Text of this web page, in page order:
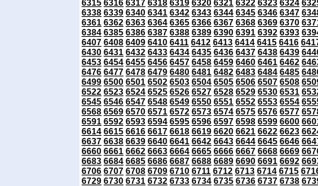
6315 6316 6317 6318 6319 6320 6321 6322 6323 6324
6338 6339 6340 6341 6342 6343 6344 6345 6346 6347
6361 6362 6363 6364 6365 6366 6367 6368 6369 6370
6384 6385 6386 6387 6388 6389 6390 6391 6392 6393
6407 6408 6409 6410 6411 6412 6413 6414 6415 6416
6430 6431 6432 6433 6434 6435 6436 6437 6438 6439
6453 6454 6455 6456 6457 6458 6459 6460 6461 6462
6476 6477 6478 6479 6480 6481 6482 6483 6484 6485
6499 6500 6501 6502 6503 6504 6505 6506 6507 6508
6522 6523 6524 6525 6526 6527 6528 6529 6530 6531
6545 6546 6547 6548 6549 6550 6551 6552 6553 6554
6568 6569 6570 6571 6572 6573 6574 6575 6576 6577
6591 6592 6593 6594 6595 6596 6597 6598 6599 6600
6614 6615 6616 6617 6618 6619 6620 6621 6622 6623
6637 6638 6639 6640 6641 6642 6643 6644 6645 6646
6660 6661 6662 6663 6664 6665 6666 6667 6668 6669
6683 6684 6685 6686 6687 6688 6689 6690 6691 6692
6706 6707 6708 6709 6710 6711 6712 6713 6714 6715
6729 6730 6731 6732 6733 6734 6735 6736 6737 6738